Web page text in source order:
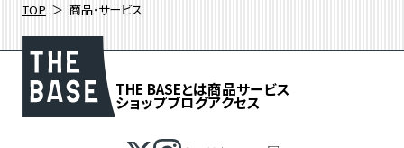
TOP 商品・サービス
THE BASEとは商品サービス
ショップブログアクセス